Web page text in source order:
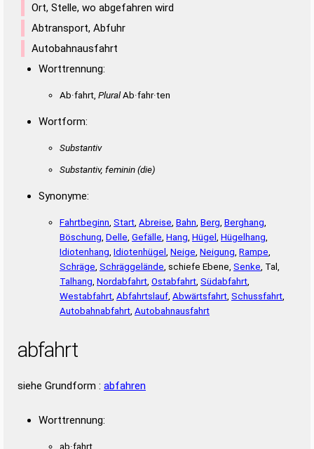
Ort, Stelle, wo abgefahren wird
Abtransport, Abfuhr
Autobahnausfahrt
Worttrennung:
Ab·fahrt, PluralAb·fahr·ten
Wortform:
Substantiv
Substantiv, feminin(die)
Synonyme:
Fahrtbeginn Start Abreise Bahn Berg Berghang
Böschung Delle Gefälle Hang Hügel Hügelhang
Idiotenhang Idiotenhügel Neige Neigung Rampe
Schräge Schräggelände , schiefe Ebene, Senke , Tal,
Talhang Nordabfahrt Ostabfahrt Südabfahrt
Westabfahrt Abfahrtslauf Abwärtsfahrt Schussfahrt
Autobahnabfahrt Autobahnausfahrt
abfahrt
siehe Grundform : abfahren
Worttrennung:
ab·fahrt